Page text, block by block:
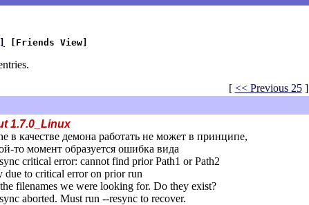
[Friends View]
[ << Previous 25]
1.7.0_Linux
в качестве демона работать не может в принципе,
то момент образуется ошибка вида
critical error: cannot find prior Path1 or Path2
due to critical error on prior run
filenames we were looking for. Do they exist?
aborted. Must run --resync to recover.